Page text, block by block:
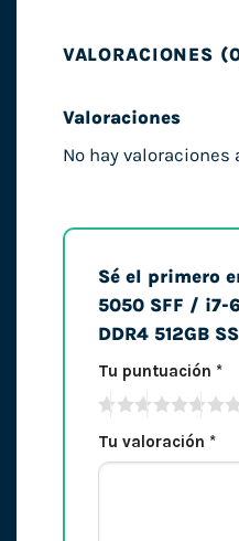
VALORACIONES
Valoraciones
No hay valoraciones
Sé el primero
5050 SFF / i7-
DDR4 512GB
Tu puntuación *
Tu valoración *